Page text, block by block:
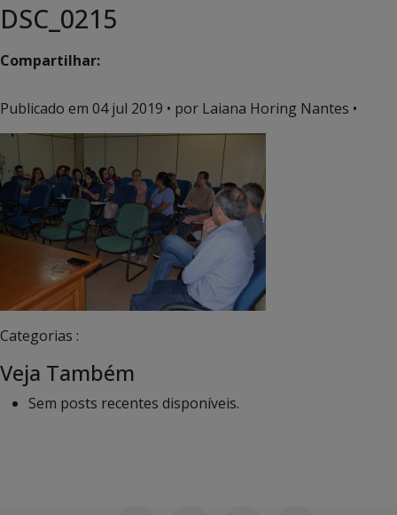
DSC_0215
Compartilhar:
Publicado em 04 jul 2019 • por Laiana Horing Nantes •
Categorias :
Veja Também
Sem posts recentes disponíveis.